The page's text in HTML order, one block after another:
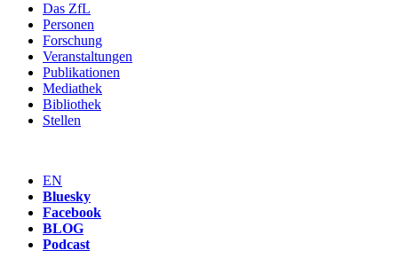
Das ZfL
Personen
Forschung
Veranstaltungen
Publikationen
Mediathek
Bibliothek
Stellen
EN
Bluesky
Facebook
BLOG
Podcast